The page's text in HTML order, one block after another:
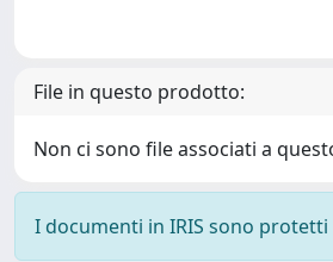
File in questo prodotto:
Non ci sono file associati a
I documenti in IRIS sono